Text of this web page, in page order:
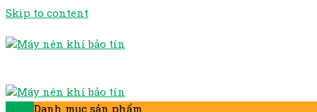
Skip to content
Danh mục sản phẩm